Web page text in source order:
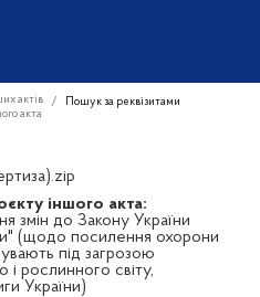
актів
Пошук за реквізитами
акта
іншого акта:
змін до Закону України
(щодо посилення охорони
під загрозою
і рослинного світу,
України)